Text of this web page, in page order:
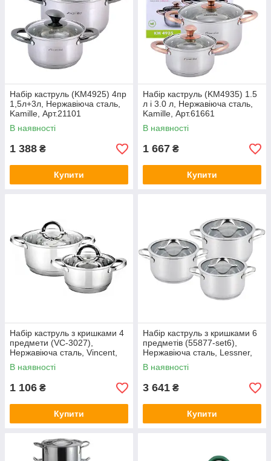
Набір каструль (KM4925) 4пр
1,5л+3л, Нержавіюча сталь,
Kamille, Арт.21101
В наявності
1 388 ₴
Купити
Набір каструль (KM4935) 1.5
л і 3.0 л, Нержавіюча сталь,
Kamille, Арт.61661
В наявності
1 667 ₴
Купити
Набір каструль з кришками 4
предмети (VC-3027),
Нержавіюча сталь, Vincent,
Арт.21408
В наявності
1 106 ₴
Купити
Набір каструль з кришками 6
предметів (55877-set6),
Нержавіюча сталь, Lessner,
Арт.61318
В наявності
3 641 ₴
Купити